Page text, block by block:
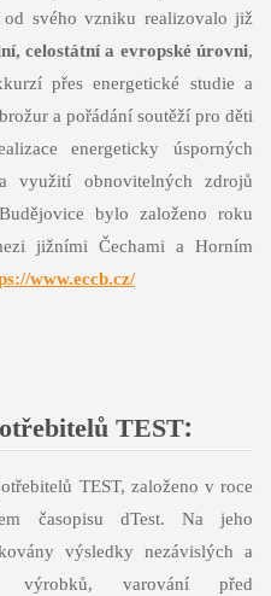
od svého vzniku realizovalo již
celostátní a evropské úrovni,
přes energetické studie a
a pořádání soutěží pro děti
energeticky úsporných
využití obnovitelných zdrojů
bylo založeno roku
jižními Čechami a Horním
www.eccb.cz/
TEST:
TEST, založeno v roce
časopisu dTest. Na jeho
výsledky nezávislých a
výrobků, varování před